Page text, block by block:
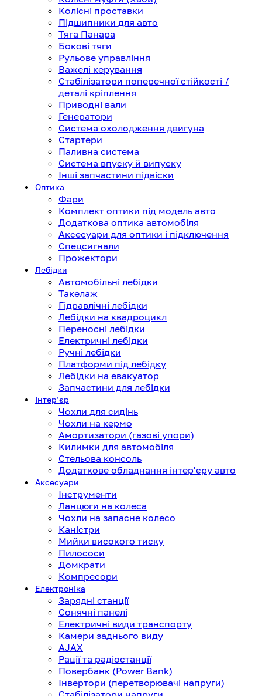
Колісні проставки
Підшипники для авто
Тяга Панара
Бокові тяги
Рульове управління
Важелі керування
Стабілізатори поперечної стійкості /
деталі кріплення
Приводні вали
Генератори
Система охолодження двигуна
Стартери
Паливна система
Система впуску й випуску
Інші запчастини підвіски
Оптика
Фари
Комплект оптики під модель авто
Додаткова оптика автомобіля
Аксесуари для оптики і підключення
Спецсигнали
Прожектори
Лебідки
Автомобільні лебідки
Такелаж
Гідравлічні лебідки
Лебідки на квадроцикл
Переносні лебідки
Електричні лебідки
Ручні лебідки
Платформи під лебідку
Лебідки на евакуатор
Запчастини для лебідки
Інтерʼєр
Чохли для сидінь
Чохли на кермо
Амортизатори (газові упори)
Килимки для автомобіля
Стельова консоль
Додаткове обладнання інтер'єру авто
Аксесуари
Інструменти
Ланцюги на колеса
Чохли на запасне колесо
Каністри
Мийки високого тиску
Пилососи
Домкрати
Компресори
Електроніка
Зарядні станції
Сонячні панелі
Електричні види транспорту
Камери заднього виду
AJAX
Рації та радіостанції
Повербанк (Power Bank)
Інвертори (перетворювачі напруги)